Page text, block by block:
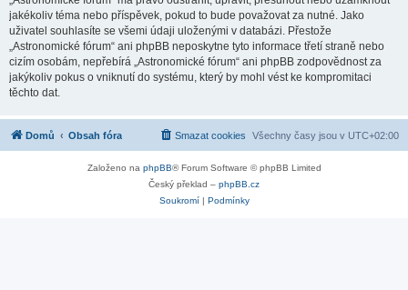
jakékoliv téma nebo příspěvek, pokud to bude považovat za nutné. Jako
uživatel souhlasíte se všemi údaji uloženými v databázi. Přestože
„Astronomické fórum“ ani phpBB neposkytne tyto informace třetí straně nebo
cizím osobám, nepřebírá „Astronomické fórum“ ani phpBB zodpovědnost za
jakýkoliv pokus o vniknutí do systému, který by mohl vést ke kompromitaci
těchto dat.
Domů Obsah fóra Všechny časy jsou v UTC+02:00
Smazat cookies
Založeno na phpBB® Forum Software © phpBB Limited
Český překlad – phpBB.cz
Soukromí| Podmínky